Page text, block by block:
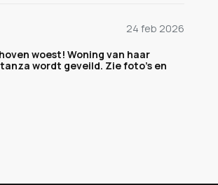
24 feb 2026
woest! Woning van haar
wordt geveild. Zie foto's en